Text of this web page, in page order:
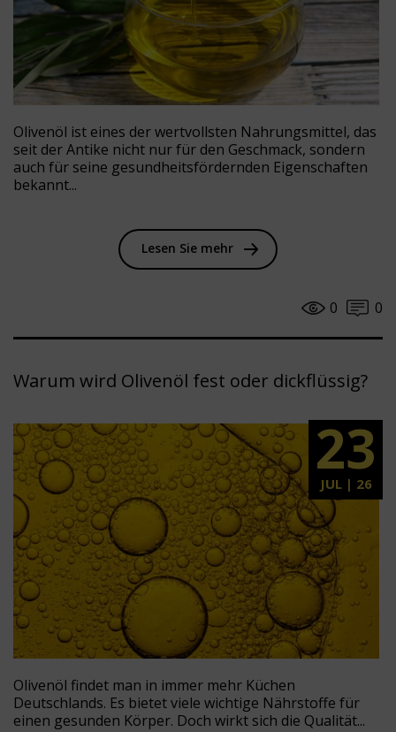
Olivenöl ist eines der wertvollsten Nahrungsmittel, das
seit der Antike nicht nur für den Geschmack, sondern
auch für seine gesundheitsfördernden Eigenschaften
bekannt...
Lesen Sie mehr
0
0
Warum wird Olivenöl fest oder dickflüssig?
23
JUL | 26
Olivenöl findet man in immer mehr Küchen
Deutschlands. Es bietet viele wichtige Nährstoffe für
einen gesunden Körper. Doch wirkt sich die Qualität...